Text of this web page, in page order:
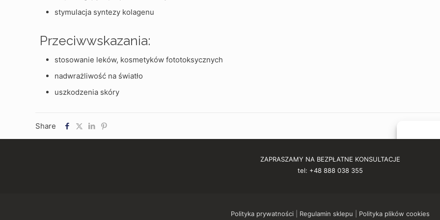
stymulacja syntezy kolagenu
Przeciwwskazania:
stosowanie leków, kosmetyków fototoksycznych
nadwrażliwość na światło
uszkodzenia skóry
Share
ZAPRASZAMY NA BEZPŁATNE KONSULTACJE
tel: +48 888 038 355
Polityka prywatności Regulamin sklepu Polityka plików cookies